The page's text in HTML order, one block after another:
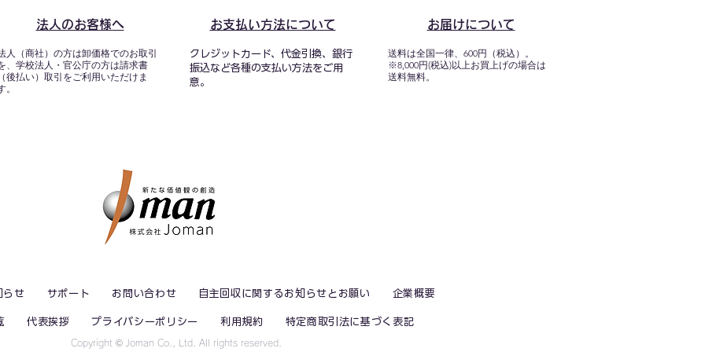
法人のお客様へ
人（商社）の方は卸価格でのお取引
、学校法人・官公庁の方は請求書
後払い）取引をご利用いただけま
。
お支払い方法について
クレジットカード、代金引換、銀行
振込など各種の支払い方法をご用
意。
お届けについて
送料は全国一律、600円（税込）。
※8,000円(税込)以上お買上げの場合は
送料無料。
らせ サポート お問い合わせ 自主回収に関するお知らせとお願い 企業概要
代表挨拶 プライバシーポリシー 利用規約 特定商取引法に基づく表記
​Copyright © Joman Co., Ltd. All rights reserved.